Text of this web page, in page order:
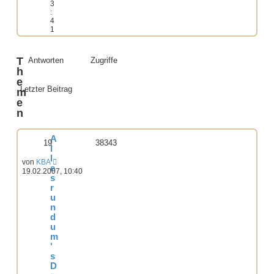
3
:
4
1
T
h
e
m
e
n
Antworten Zugriffe
Letzter Beitrag
A
l
e
s
r
u
n
d
u
m
'
s
D
19 38343
von KBA
19.02.2007, 10:40